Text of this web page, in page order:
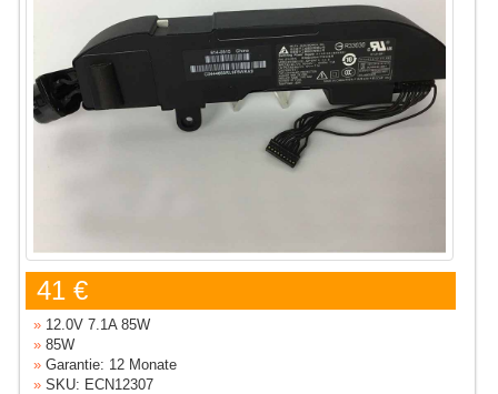
41 €
» 12.0V 7.1A 85W
» 85W
» Garantie: 12 Monate
» SKU: ECN12307